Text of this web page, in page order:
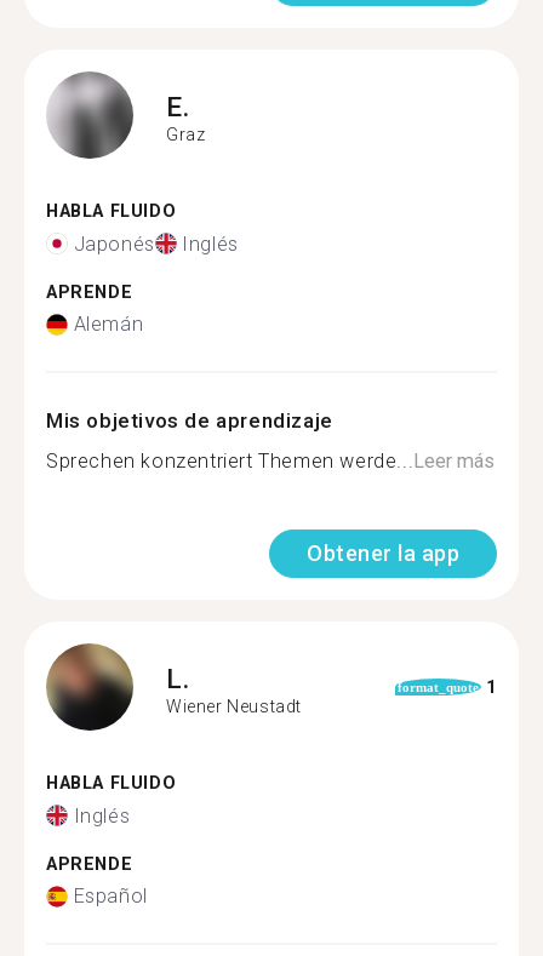
E.
Graz
HABLA FLUIDO
Japonés Inglés
APRENDE
Alemán
Mis objetivos de aprendizaje
Sprechen konzentriert Themen werde...Leer más
Obtener la app
L.
Wiener Neustadt
format_quote 1
HABLA FLUIDO
Inglés
APRENDE
Español